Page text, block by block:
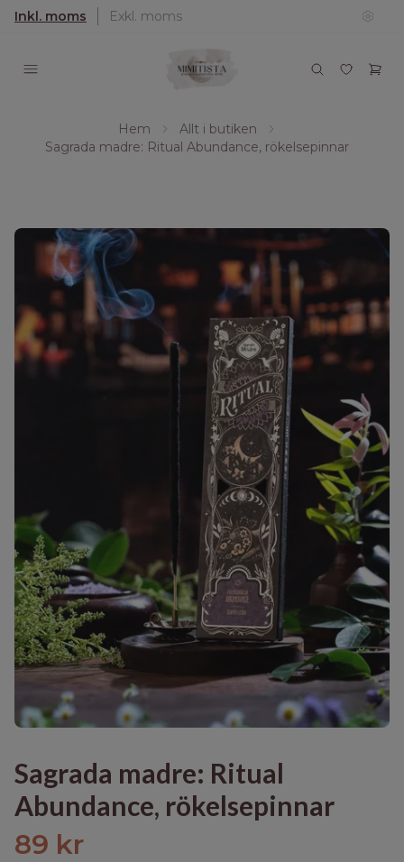
Inkl. moms Exkl. moms
Hem
Allt i butiken
Sagrada madre: Ritual Abundance, rökelsepinnar
Sagrada madre: Ritual
Abundance, rökelsepinnar
89 kr